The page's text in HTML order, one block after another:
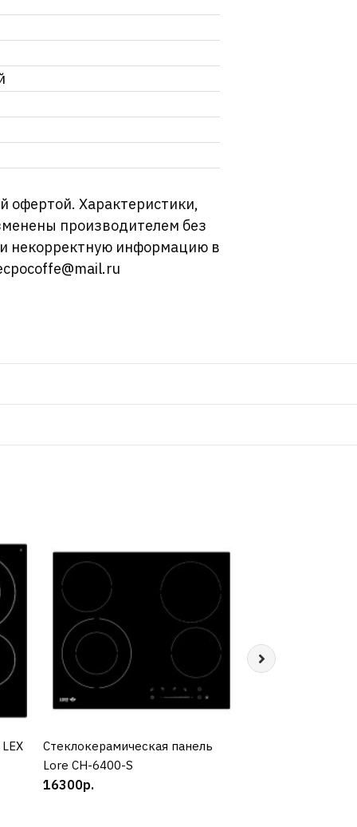
офертой. Характеристики,
производителем без
некорректную информацию в
КУПИТЬ
Cтеклокерамическая панель
Lore CH-6400-S
16300р.